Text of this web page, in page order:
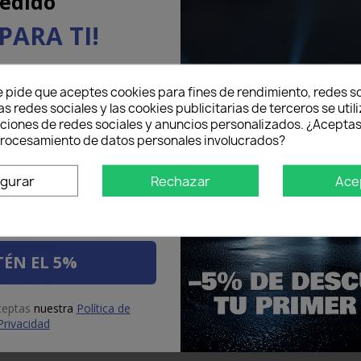
por
Grade starstarstarstarstar
Alejandro Giammanco
ottimo venditore
Recommended to
pide que aceptes cookies para fines de rendimiento, redes
redes sociales y las cookies publicitarias de terceros se
de redes sociales y anuncios personalizados.
de datos personales involucrados?
Rechazar
TI!
electrónico aquí abajo
DE DESCUENTOen tu
pedido.
EL 5%
nuestra Política de